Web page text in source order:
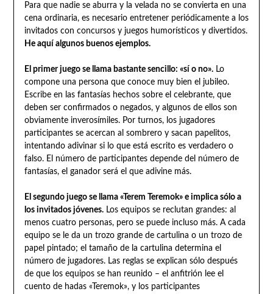
Para que nadie se aburra y la velada no se convierta en una
cena ordinaria, es necesario entretener periódicamente a los
invitados con concursos y juegos humorísticos y divertidos.
He aquí algunos buenos ejemplos.
El primer juego se llama bastante sencillo: «sí o no».Lo
compone una persona que conoce muy bien el jubileo.
Escribe en las fantasías hechos sobre el celebrante, que
deben ser confirmados o negados, y algunos de ellos son
obviamente inverosímiles. Por turnos, los jugadores
participantes se acercan al sombrero y sacan papelitos,
intentando adivinar si lo que está escrito es verdadero o
falso. El número de participantes depende del número de
fantasías, el ganador será el que adivine más.
El segundo juego se llama «Terem Teremok» e implica sólo a
los invitados jóvenes.Los equipos se reclutan grandes: al
menos cuatro personas, pero se puede incluso más. A cada
equipo se le da un trozo grande de cartulina o un trozo de
papel pintado; el tamaño de la cartulina determina el
número de jugadores. Las reglas se explican sólo después
de que los equipos se han reunido – el anfitrión lee el
cuento de hadas «Teremok», y los participantes